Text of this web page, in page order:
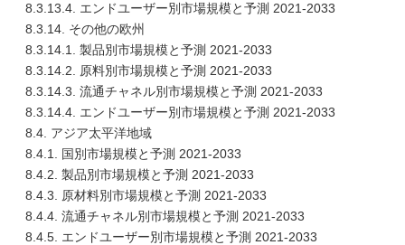
8.3.13.4. エンドユーザー別市場規模と予測 2021-2033
8.3.14. その他の欧州
8.3.14.1. 製品別市場規模と予測 2021-2033
8.3.14.2. 原料別市場規模と予測 2021-2033
8.3.14.3. 流通チャネル別市場規模と予測 2021-2033
8.3.14.4. エンドユーザー別市場規模と予測 2021-2033
8.4. アジア太平洋地域
8.4.1. 国別市場規模と予測 2021-2033
8.4.2. 製品別市場規模と予測 2021-2033
8.4.3. 原材料別市場規模と予測 2021-2033
8.4.4. 流通チャネル別市場規模と予測 2021-2033
8.4.5. エンドユーザー別市場規模と予測 2021-2033